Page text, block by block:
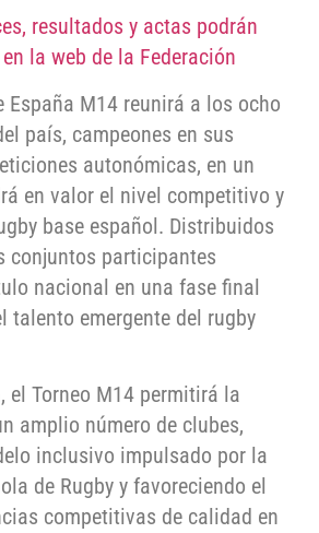
resultados y actas podrán
la web de la Federación
España M14 reunirá a los ocho
país, campeones en sus
autonómicas, en un
en valor el nivel competitivo y
base español. Distribuidos
conjuntos participantes
nacional en una fase final
talento emergente del rugby
el Torneo M14 permitirá la
amplio número de clubes,
inclusivo impulsado por la
de Rugby y favoreciendo el
competitivas de calidad en